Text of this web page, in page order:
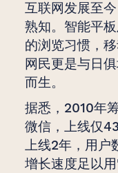
互联网发展至
熟知。智能平
的浏览习惯，
网民更是与日
而生。
据悉，2010年
微信，上线仅
上线2年，用户
增长速度足以